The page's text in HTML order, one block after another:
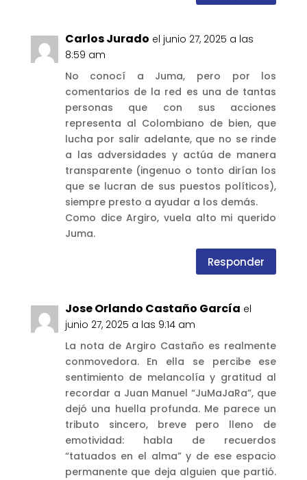
Carlos Jurado el junio 27, 2025 a las
8:59 am
No conocí a Juma, pero por los
comentarios de la red es una de tantas
personas que con sus acciones
representa al Colombiano de bien, que
lucha por salir adelante, que no se rinde
a las adversidades y actúa de manera
transparente (ingenuo o tonto dirían los
que se lucran de sus puestos políticos),
siempre presto a ayudar a los demás.
Como dice Argiro, vuela alto mi querido
Juma.
Responder
Jose Orlando Castaño García el
junio 27, 2025 a las 9:14 am
La nota de Argiro Castaño es realmente
conmovedora. En ella se percibe ese
sentimiento de melancolía y gratitud al
recordar a Juan Manuel “JuMaJaRa”, que
dejó una huella profunda. Me parece un
tributo sincero, breve pero lleno de
emotividad: habla de recuerdos
“tatuados en el alma” y de ese espacio
permanente que deja alguien que partió.